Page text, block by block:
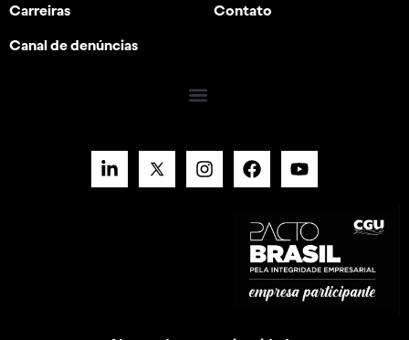
Carreiras Contato
Canal de denúncias